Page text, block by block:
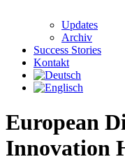
Updates
Archiv
Success Stories
Kontakt
European
Innovation